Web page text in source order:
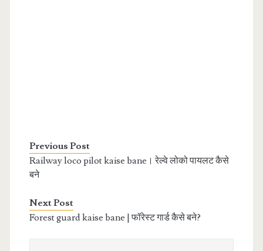
Previous Post
Railway loco pilot kaise bane। रेल्वे लोको पायलट कैसे
बने
Next Post
Forest guard kaise bane | फॉरेस्ट गार्ड कैसे बने?